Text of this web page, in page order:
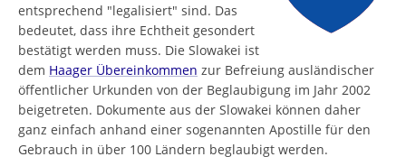
entsprechend "legalisiert" sind. Das
bedeutet, dass ihre Echtheit gesondert
bestätigt werden muss. Die Slowakei ist
dem Haager Übereinkommen zur Befreiung ausländischer
öffentlicher Urkunden von der Beglaubigung im Jahr 2002
beigetreten. Dokumente aus der Slowakei können daher
ganz einfach anhand einer sogenannten Apostille für den
Gebrauch in über 100 Ländern beglaubigt werden.